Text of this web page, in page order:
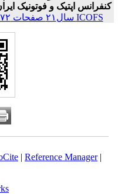
کنفرانس اپتیک و فوتونیک ایران
ICOFS سال۲۱ صفحات ۴۷۲-۴۶۹
|Reference Manager